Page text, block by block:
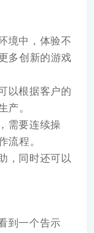
境中，体验不
多创新的游戏
以根据客户的
产。
需要连续操
流程。
，同时还可以
到一个告示